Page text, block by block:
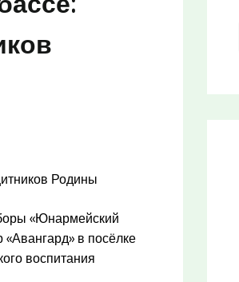
Родины
«Юнармейский
в посёлке
воспитания